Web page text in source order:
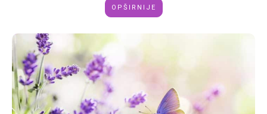
OPŠIRNIJE